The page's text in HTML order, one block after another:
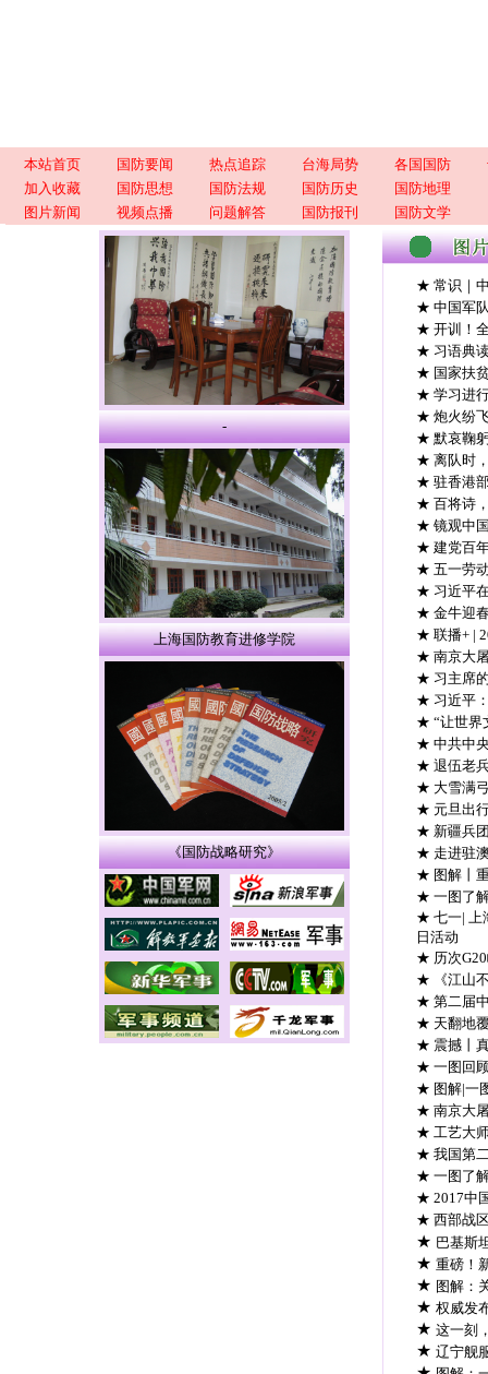
本站首页 国防要闻 热点追踪 台海局势 各国国防
加入收藏
国防思想 国防法规 国防历史 国防地理
图片新闻
视频点播 问题解答 国防报刊 国防文学
-
上海国防教育进修学院
《国防战略研究》
★ 常识｜
★ 中国军
★ 开训！
★ 习语典
★ 国家扶
★ 学习进
★ 炮火纷
★ 默哀鞠
★ 离队时
★ 驻香港
★ 百将诗
★ 镜观中
★ 建党百
★ 五一劳
★ 习近平
★ 金牛迎
★ 联播+ |
★ 南京大
★ 习主席
★ 习近平
★ “让世界
★ 中共中
★ 退伍老
★ 大雪满
★ 元旦出
★ 新疆兵
★ 走进驻
★ 图解丨
★ 一图了
★ 七一| 上
日活动
★ 历次
★ 《江山
★ 第二届
★ 天翻地
★ 震撼丨
★ 一图回
★ 图解|一
★ 南京大
★ 工艺大
★ 我国第
★ 一图了
★ 2017中
★ 西部战
★ 巴基斯
★ 重磅！
★ 图解：
★ 权威发
★ 这一刻
★ 辽宁舰